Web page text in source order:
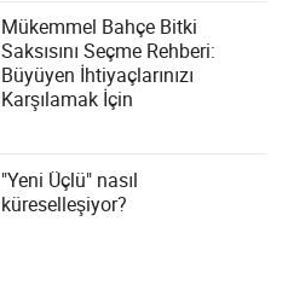
Mükemmel Bahçe Bitki
Saksısını Seçme Rehberi:
Büyüyen İhtiyaçlarınızı
Karşılamak İçin
"Yeni Üçlü" nasıl
küreselleşiyor?